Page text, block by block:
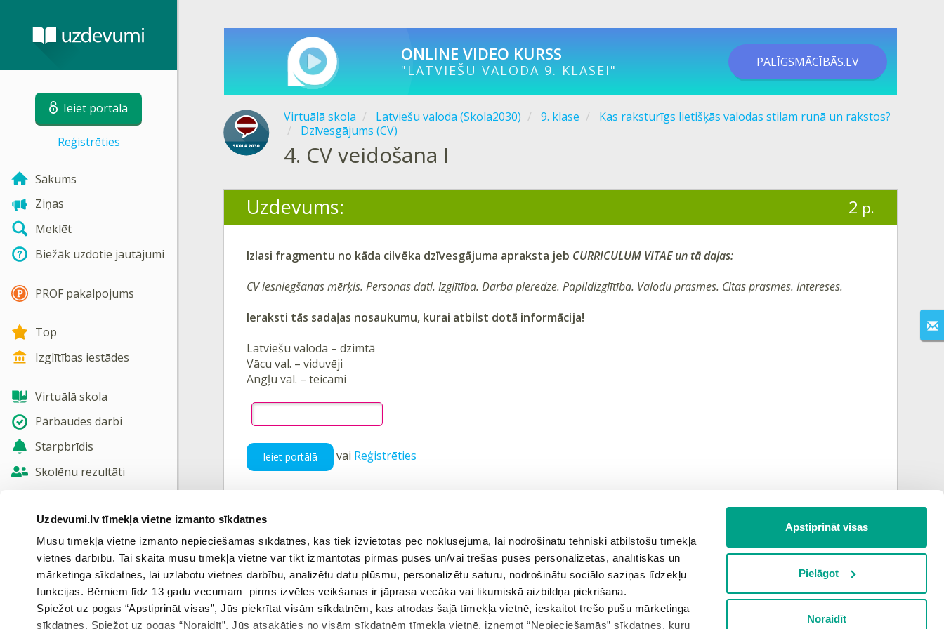
Uzdevumi.lv tīmekļa vietne izmanto sīkdatnes
Mūsu tīmekļa vietne izmanto nepieciešamās sīkdatnes, kas tiek izvietotas pēc noklusējuma, lai nodrošinātu tehniski atbilstošu tīmekļa
vietnes darbību. Tai skaitā mūsu tīmekļa vietnē var tikt izmantotas pirmās puses un/vai trešās puses personalizētās, analītiskās un
mārketinga sīkdatnes, lai uzlabotu vietnes darbību, analizētu datu plūsmu, personalizētu saturu, nodrošinātu sociālo saziņas līdzekļu
funkcijas. Bērniem līdz 13 gadu vecumam pirms izvēles veikšanas ir jāprasa vecāka vai likumiskā aizbildņa piekrišana.
Spiežot uz pogas “Apstiprināt visas”, Jūs piekrītat visām sīkdatnēm, kas atrodas šajā tīmekļa vietnē, ieskaitot trešo pušu mārketinga
sīkdatnes. Spiežot uz pogas “Noraidīt”, Jūs atsakāties no visām sīkdatnēm tīmekļa vietnē, izņemot “Nepieciešamās” sīkdatnes, kuru
Apstiprināt visas
Pielāgot
Noraidīt
Ieiet portālā
Reģistrēties
Sākums
Ziņas
Meklēt
Biežāk uzdotie jautājumi
PROF pakalpojums
Top
Izglītības iestādes
Virtuālā skola
Pārbaudes darbi
Starpbrīdis
Skolēnu rezultāti
Nosūtīt atsauksmi
Skatīt vairāk
ONLINE VIDEO KURSS
"LATVIEŠU VALODA 9. KLASEI" PALĪGSMĀCĪBĀS.LV
Virtuālā skola Latviešu valoda (Skola2030) 9. klase
Kas raksturīgs lietišķās valodas stilam runā un rakstos?
Dzīvesgājums (CV)
4. CV veidošana I
Uzdevums: 2 p.
Izlasi fragmentu no kāda cilvēka dzīvesgājuma apraksta jeb CURRICULUM VITAE un tā daļas:
CV iesniegšanas mērķis. Personas dati. Izglītība. Darba pieredze. Papildizglītība. Valodu prasmes. Citas prasmes. Intereses.
Ieraksti tās sadaļas nosaukumu, kurai atbilst dotā informācija!
Latviešu valoda – dzimtā
Vācu val. – viduvēji
Angļu val. – teicami
Ieiet portālā vai Reģistrēties
Iepriekšējais uzdevums Atgriezties tēmā Nākamais uzdevums
Vēlies skaidrojošus video 9. klases latviešu valodas tēmām? PALĪGSMĀCĪBĀS.LV